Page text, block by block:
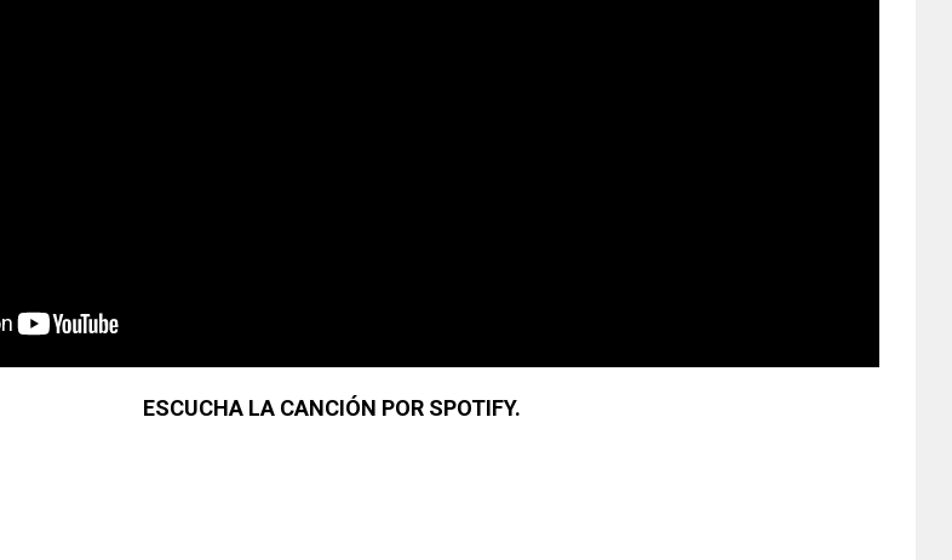
ESCUCHA LA CANCIÓN POR SPOTIFY.